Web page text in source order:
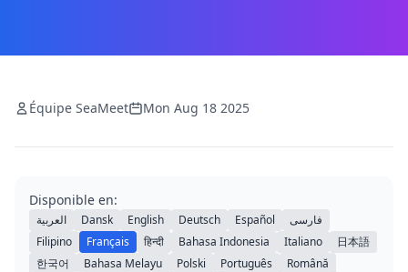
Équipe SeaMeet Mon Aug 18 2025
Disponible en:
العربية Dansk English Deutsch Español
فارسی
Filipino
Français हिन्दी Bahasa Indonesia Italiano
日本語
한국어
Bahasa Melayu Polski Português
Română